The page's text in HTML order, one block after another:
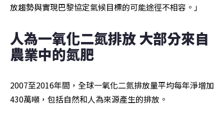
放趨勢與實現巴黎協定氣候目標的可能途徑不相容。」
人為一氧化二氮排放 大部分來自
農業中的氮肥
2007至2016年間，全球一氧化二氮排放量平均每年淨增加
430萬噸，包括自然和人為來源產生的排放。